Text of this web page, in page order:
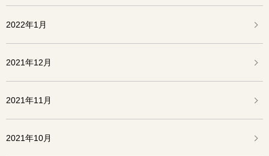
2022年1月
2021年12月
2021年11月
2021年10月